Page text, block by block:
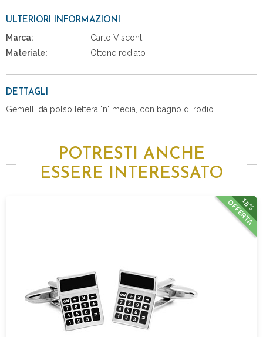
ULTERIORI INFORMAZIONI
Marca:
Carlo Visconti
Materiale:
Ottone rodiato
DETTAGLI
Gemelli da polso lettera "n" media, con bagno di rodio.
POTRESTI ANCHE
ESSERE INTERESSATO
15%
OFFERTA